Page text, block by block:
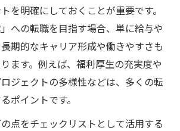
を明確にしておくことが重要です。
への転職を目指す場合、単に給与や
期的なキャリア形成や働きやすさも
ます。例えば、福利厚生の充実度や
ジェクトの多様性などは、多くの転
ポイントです。
点をチェックリストとして活用する